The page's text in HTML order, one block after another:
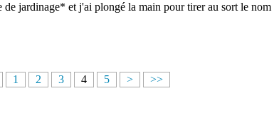
de jardinage* et j'ai plongé la main pour tirer au sort le nom
1 2 3 4 5 > >>